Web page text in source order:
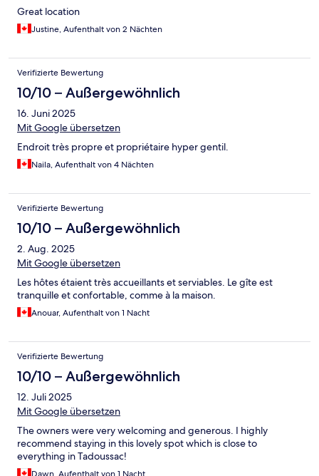
Great location
Justine, Aufenthalt von 2 Nächten
Verifizierte Bewertung
10/10 – Außergewöhnlich
16. Juni 2025
Mit Google übersetzen
Endroit très propre et propriétaire hyper gentil.
Naila, Aufenthalt von 4 Nächten
Verifizierte Bewertung
10/10 – Außergewöhnlich
2. Aug. 2025
Mit Google übersetzen
Les hôtes étaient très accueillants et serviables. Le gîte est
tranquille et confortable, comme à la maison.
Anouar, Aufenthalt von 1 Nacht
Verifizierte Bewertung
10/10 – Außergewöhnlich
12. Juli 2025
Mit Google übersetzen
The owners were very welcoming and generous. I highly
recommend staying in this lovely spot which is close to
everything in Tadoussac!